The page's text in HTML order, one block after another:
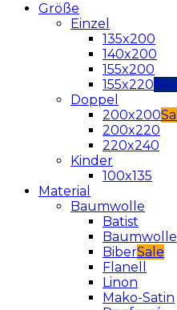
Größe
Einzel
135x200
140x200
155x200
155x220
Doppel
200x200
200x220
220x240
Kinder
100x135
Material
Baumwolle
Batist
Baumwolle
Biber
Flanell
Linon
Mako-Satin